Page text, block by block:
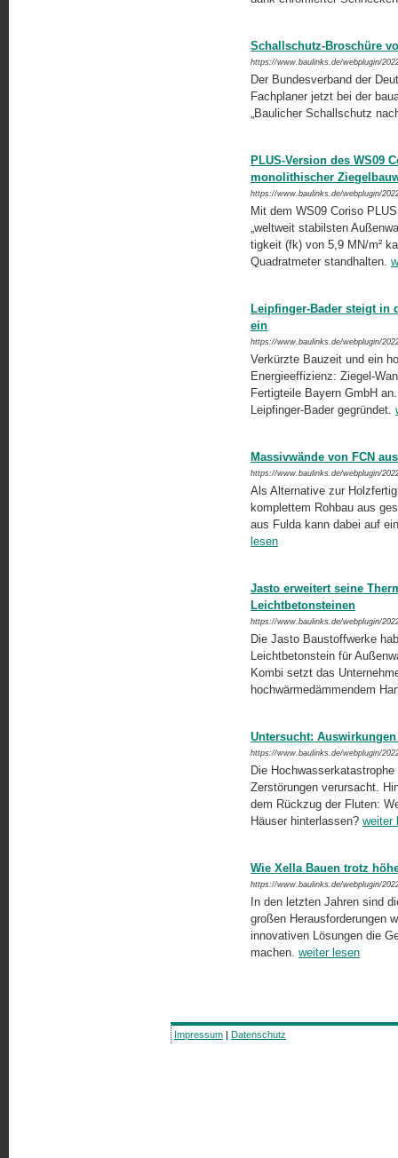
Schallschutz-Broschüre
https://www.baulinks.de/webplugin/
Der Bundesverband der
Fachplaner jetzt bei der
„Baulicher Schallschutz
PLUS-Version des WS09
monolithischer
https://www.baulinks.de/webplugin/
Mit dem WS09 Coriso
„weltweit stabilsten
tigkeit (fk) von 5,9 MN/m²
Quadratmeter standhalten.
Leipfinger-Bader steigt in
ein
https://www.baulinks.de/webplugin/
Verkürzte Bauzeit und ein
Energieeffizienz: Ziegel-
Fertigteile Bayern GmbH
Leipfinger-Bader gegründet.
Massivwände von FCN
https://www.baulinks.de/webplugin/
Als Alternative zur
komplettem Rohbau aus
aus Fulda kann dabei auf
lesen
Jasto erweitert seine
Leichtbetonsteinen
https://www.baulinks.de/webplugin/
Die Jasto Baustoffwerke
Leichtbetonstein für
Kombi setzt das
hochwärmedämmendem
Untersucht:
https://www.baulinks.de/webplugin/
Die
Zerstörungen verursacht.
dem Rückzug der Fluten:
Häuser hinterlassen? weiter
Wie Xella Bauen trotz
https://www.baulinks.de/webplugin/
In den letzten Jahren sind
großen Herausforderungen
innovativen Lösungen die
machen. weiter lesen
Impressum | Datenschutz